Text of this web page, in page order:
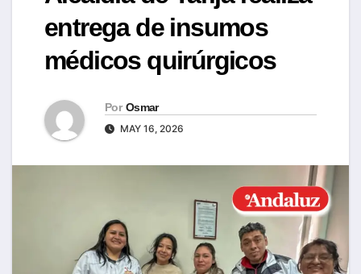
entrega de insumos
médicos quirúrgicos
Por Osmar
MAY 16, 2026